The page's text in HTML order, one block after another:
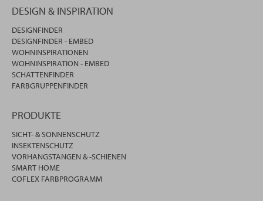
DESIGN & INSPIRATION
DESIGNFINDER
DESIGNFINDER - EMBED
WOHNINSPIRATIONEN
WOHNINSPIRATION - EMBED
SCHATTENFINDER
FARBGRUPPENFINDER
PRODUKTE
SICHT- & SONNENSCHUTZ
INSEKTENSCHUTZ
VORHANGSTANGEN & -SCHIENEN
SMART HOME
COFLEX FARBPROGRAMM